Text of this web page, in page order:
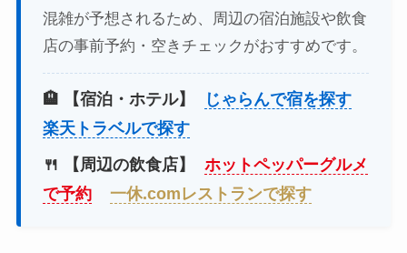
混雑が予想されるため、周辺の宿泊施設や飲食
店の事前予約・空きチェックがおすすめです。
🏨 【宿泊・ホテル】
じゃらんで宿を探す
楽天トラベルで探す
🍴 【周辺の飲食店】
ホットペッパーグルメ
で予約
一休.comレストランで探す